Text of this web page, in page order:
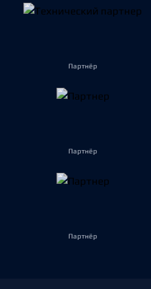
Партнёр
Партнёр
Партнёр